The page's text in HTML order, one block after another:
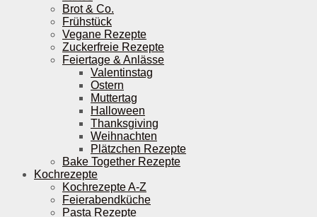
Brot & Co.
Frühstück
Vegane Rezepte
Zuckerfreie Rezepte
Feiertage & Anlässe
Valentinstag
Ostern
Muttertag
Halloween
Thanksgiving
Weihnachten
Plätzchen Rezepte
Bake Together Rezepte
Kochrezepte
Kochrezepte A-Z
Feierabendküche
Pasta Rezepte